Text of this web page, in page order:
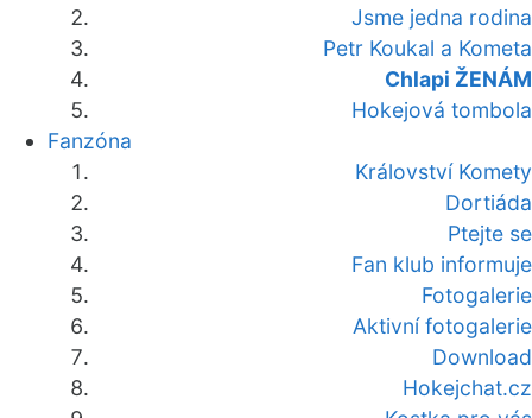
Jsme jedna rodina
Petr Koukal a Kometa
Chlapi ŽENÁM
Hokejová tombola
Fanzóna
Království Komety
Dortiáda
Ptejte se
Fan klub informuje
Fotogalerie
Aktivní fotogalerie
Download
Hokejchat.cz